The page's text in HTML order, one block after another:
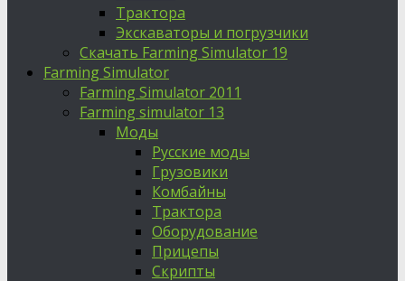
Трактора
Экскаваторы и погрузчики
Скачать Farming Simulator 19
Farming Simulator
Farming Simulator 2011
Farming simulator 13
Моды
Русские моды
Грузовики
Комбайны
Трактора
Оборудование
Прицепы
Скрипты